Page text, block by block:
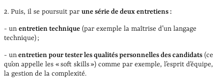
2. Puis, il se poursuit par une série de deux entretiens :
- un entretien technique (par exemple la maîtrise d’un langage
technique) ;
- unentretien pour tester les qualités personnelles des candidats (ce
qu’on appelle les « soft skills ») comme par exemple, l’esprit d’équipe,
la gestion de la complexité.